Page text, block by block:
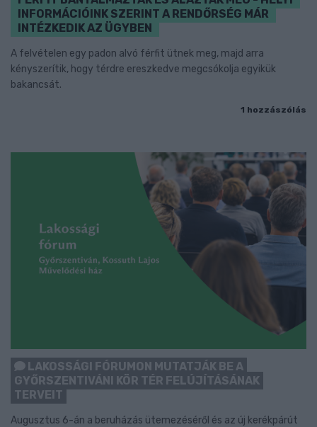
INFORMÁCIÓINK SZERINT A RENDŐRSÉG MÁR
INTÉZKEDIK AZ ÜGYBEN
A felvételen egy padon alvó férfit ütnek meg, majd arra
kényszerítik, hogy térdre ereszkedve megcsókolja egyikük
bakancsát.
1 hozzászólás
LAKOSSÁGI FÓRUMON MUTATJÁK BE A
GYŐRSZENTIVÁNI KÖR TÉR FELÚJÍTÁSÁNAK
TERVEIT
Augusztus 6-án a beruházás ütemezéséről és az új kerékpárút